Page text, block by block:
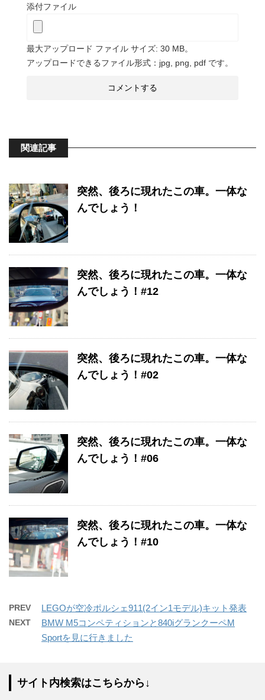
添付ファイル
最大アップロード ファイル サイズ: 30 MB。
アップロードできるファイル形式：jpg, png, pdf です。
関連記事
突然、後ろに現れたこの車。一体な
んでしょう！
突然、後ろに現れたこの車。一体な
んでしょう！#12
突然、後ろに現れたこの車。一体な
んでしょう！#02
突然、後ろに現れたこの車。一体な
んでしょう！#06
突然、後ろに現れたこの車。一体な
んでしょう！#10
PREV LEGOが空冷ポルシェ911(2イン1モデル)キット発表
NEXT
BMW M5コンペティションと840iグランクーペM
Sportを見に行きました
サイト内検索はこちらから↓